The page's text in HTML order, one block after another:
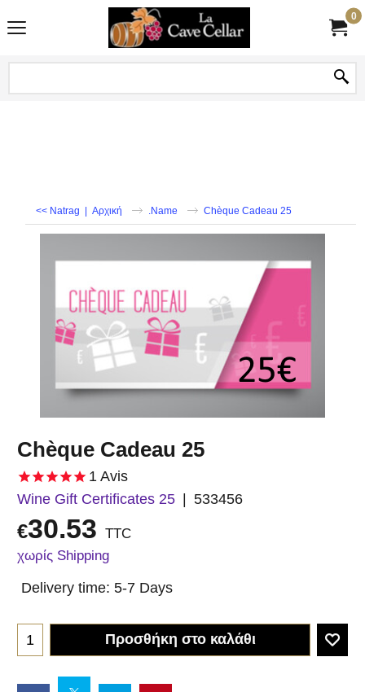
0
<< Natrag | Αρχική .Name Chèque Cadeau 25
Chèque Cadeau 25
1Avis
Wine Gift Certificates 25
533456
€30.53 TTC
χωρίς Shipping
Delivery time: 5-7 Days
Προσθήκη στο καλάθι